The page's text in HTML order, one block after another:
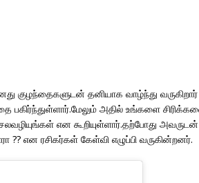
குழந்தைகளுடன் தனியாக வாழ்ந்து
பகிர்ந்துள்ளார்.மேலும் அதில் உங்களை
என கூறியுள்ளார்.தற்போது அவருடன்
என ரசிகர்கள் கேள்வி எழுப்பி வருகின்றனர்.